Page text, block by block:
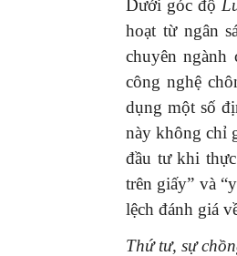
Dưới góc độ
hoạt từ ngân
chuyên ngành
công nghệ
dụng một số
này không chỉ
đầu tư khi
trên giấy” và
lệch đánh giá
Thứ tư, sự